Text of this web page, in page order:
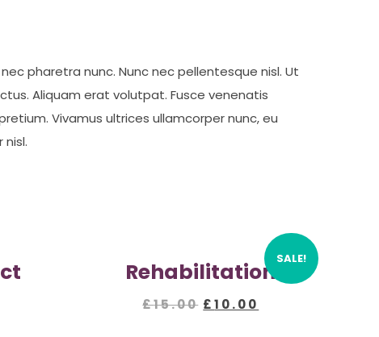
pharetra nunc. Nunc nec pellentesque nisl. Ut
Aliquam erat volutpat. Fusce venenatis
Vivamus ultrices ullamcorper nunc, eu
SALE!
Rehabilitation
£15.00 Original
price
£10.00
price